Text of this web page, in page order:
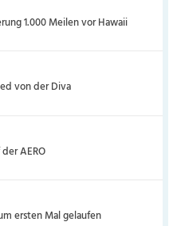
1.000 Meilen vor Hawaii
von der Diva
AERO
ersten Mal gelaufen